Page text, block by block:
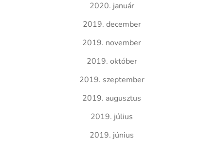
2020. január
2019. december
2019. november
2019. október
2019. szeptember
2019. augusztus
2019. július
2019. június